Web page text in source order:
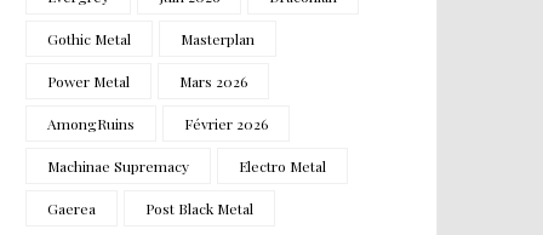
Gothic Metal Masterplan
Power Metal Mars 2026
AmongRuins Février 2026
Machinae Supremacy Electro Metal
Gaerea Post Black Metal